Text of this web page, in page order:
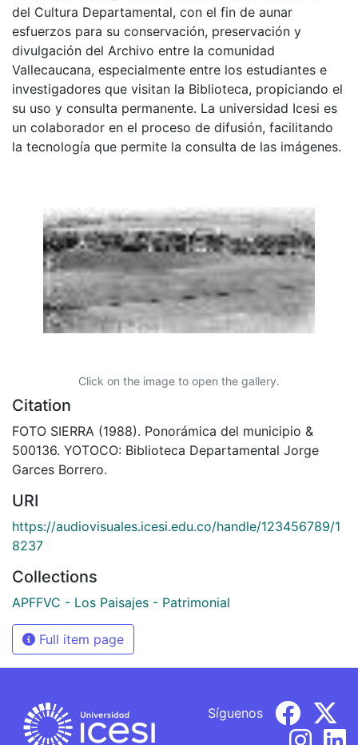
del Cultura Departamental, con el fin de aunar
esfuerzos para su conservación, preservación y
divulgación del Archivo entre la comunidad
Vallecaucana, especialmente entre los estudiantes e
investigadores que visitan la Biblioteca, propiciando el
su uso y consulta permanente. La universidad Icesi es
un colaborador en el proceso de difusión, facilitando
la tecnología que permite la consulta de las imágenes.
Click on the image to open the gallery.
Citation
FOTO SIERRA (1988). Ponorámica del municipio &
500136. YOTOCO: Biblioteca Departamental Jorge
Garces Borrero.
URI
https://audiovisuales.icesi.edu.co/handle/123456789/1
8237
Collections
APFFVC - Los Paisajes - Patrimonial
Full item page
Síguenos